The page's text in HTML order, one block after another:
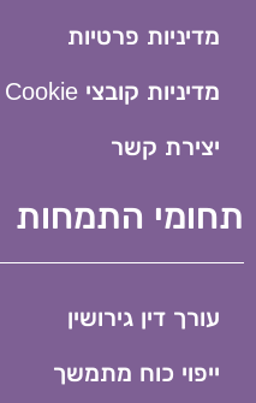
מדיניות פרטיות
מדיניות קובצי Cookie​
יצירת קשר
תחומי התמחות
עורך דין גירושין
ייפוי כוח מתמשך